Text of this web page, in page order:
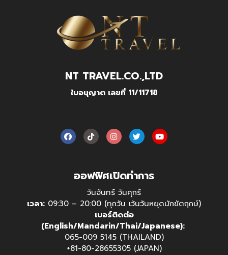
NT TRAVEL.CO.,LTD
ใบอนุญาต เลขที่ 11/11718
ออฟฟิศเปิดทำการ
วันจันทร์ วันศุกร์
เวลา: 09:30 – 20:00 (ทุกวัน เว้นวันหยุดนักขัตฤกษ์)
เบอร์ติดต่อ
(English/Mandarin/Thai/Japanese):
065-009 5145 (THAILAND)
+81-80-28655305 (JAPAN)